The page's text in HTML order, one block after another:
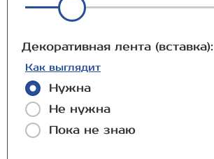
Декоративная лента (вставка):
Как выглядит
Нужна
Не нужна
Пока не знаю